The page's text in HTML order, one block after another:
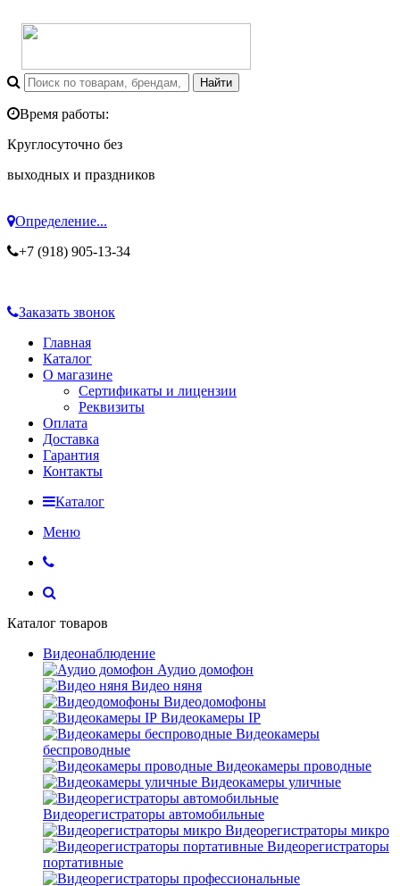
Время работы:
Круглосуточно без
выходных и праздников
Определение...
+7 (918) 905-13-34
Заказать звонок
Главная
Каталог
О магазине
Сертификаты и лицензии
Реквизиты
Оплата
Доставка
Гарантия
Контакты
Каталог
Меню
Каталог товаров
Видеонаблюдение
Аудио домофон
Видео няня
Видеодомофоны
Видеокамеры IP
Видеокамеры
беспроводные
Видеокамеры проводные
Видеокамеры уличные
Видеорегистраторы автомобильные
Видеорегистраторы микро
Видеорегистраторы
портативные